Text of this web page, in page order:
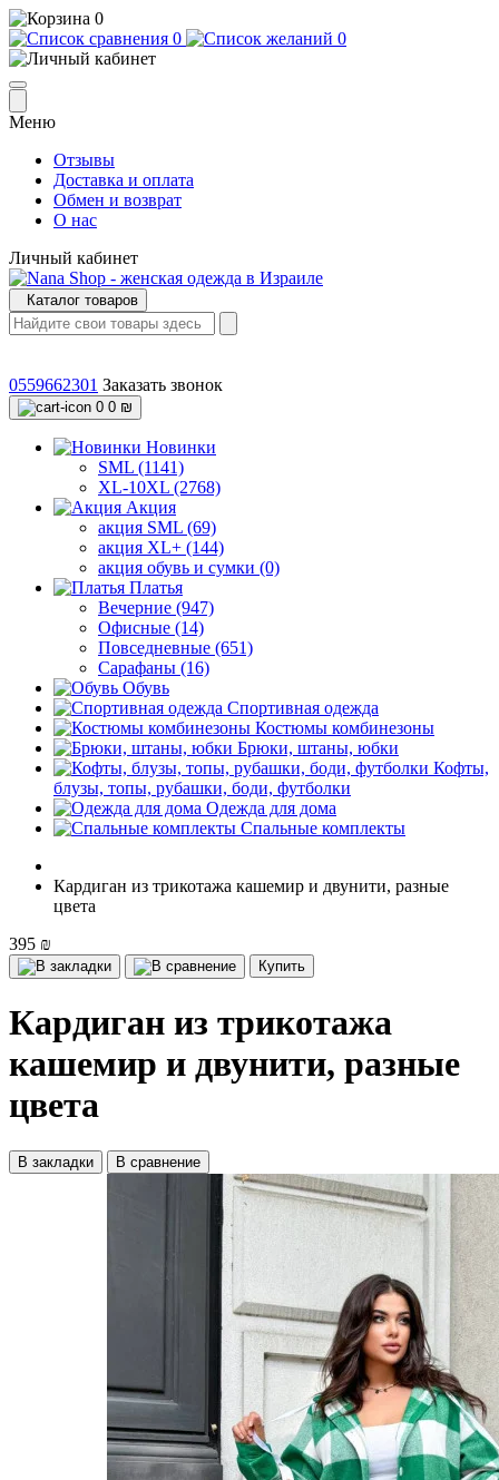
0
0
0
Меню
Отзывы
Доставка и оплата
Обмен и возврат
О нас
Личный кабинет
Каталог товаров
0559662301 Заказать звонок
0 0 ₪
Новинки
SML (1141)
XL-10XL (2768)
Акция
акция SML (69)
акция XL+ (144)
акция обувь и сумки (0)
Платья
Вечерние (947)
Офисные (14)
Повседневные (651)
Сарафаны (16)
Обувь
Спортивная одежда
Костюмы комбинезоны
Брюки, штаны, юбки
Кофты,
блузы, топы, рубашки, боди, футболки
Одежда для дома
Спальные комплекты
Кардиган из трикотажа кашемир и двунити, разные
цвета
395 ₪
Купить
Кардиган из трикотажа
кашемир и двунити, разные
цвета
В закладки В сравнение